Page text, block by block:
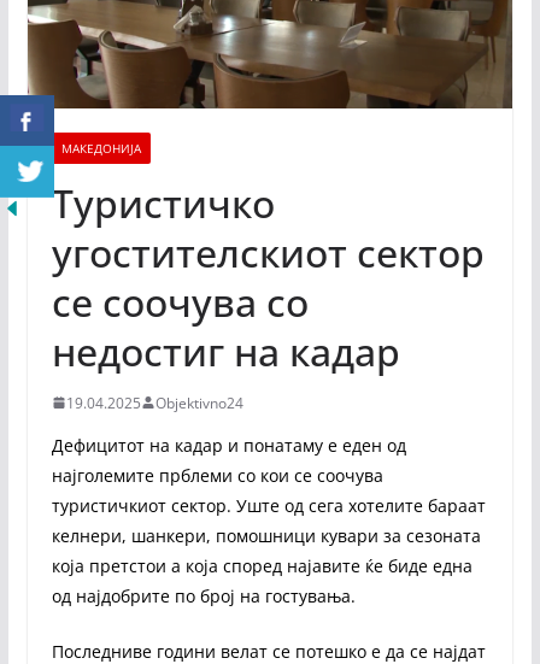
МАКЕДОНИЈА
Туристичко
угостителскиот сектор
се соочува со
недостиг на кадар
19.04.2025 Objektivno24
Дефицитот на кадар и понатаму е еден од
најголемите прблеми со кои се соочува
туристичкиот сектор. Уште од сега хотелите бараат
келнери, шанкери, помошници кувари за сезоната
која претстои а која според најавите ќе биде една
од најдобрите по број на гостувања.
Последниве години велат се потешко е да се најдат